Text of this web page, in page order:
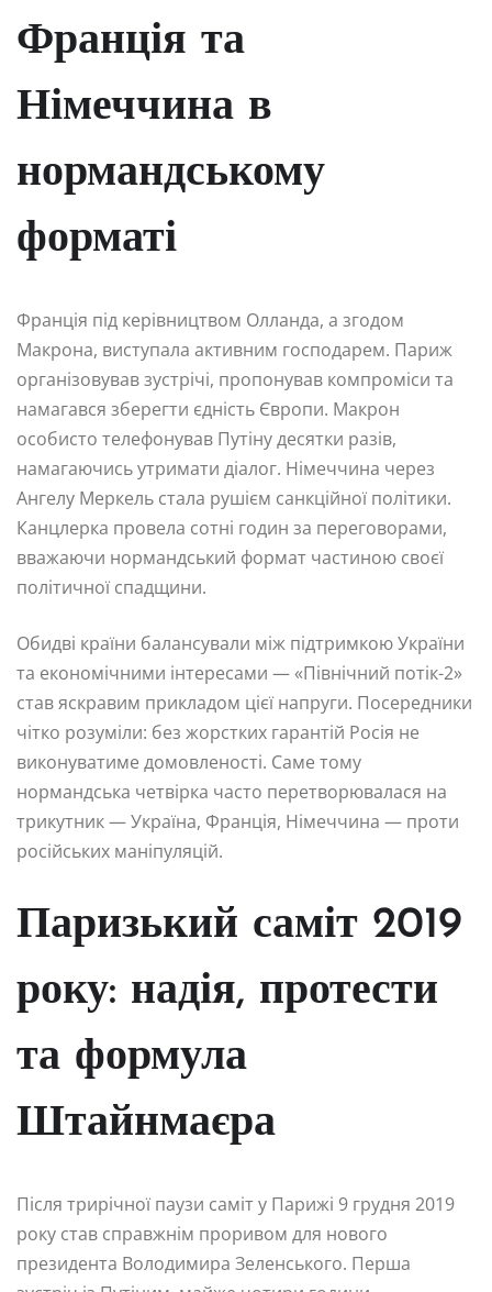
Франція та
Німеччина в
нормандському
форматі
Франція під керівництвом Олланда, а згодом
Макрона, виступала активним господарем. Париж
організовував зустрічі, пропонував компроміси та
намагався зберегти єдність Європи. Макрон
особисто телефонував Путіну десятки разів,
намагаючись утримати діалог. Німеччина через
Ангелу Меркель стала рушієм санкційної політики.
Канцлерка провела сотні годин за переговорами,
вважаючи нормандський формат частиною своєї
політичної спадщини.
Обидві країни балансували між підтримкою України
та економічними інтересами — «Північний потік-2»
став яскравим прикладом цієї напруги. Посередники
чітко розуміли: без жорстких гарантій Росія не
виконуватиме домовленості. Саме тому
нормандська четвірка часто перетворювалася на
трикутник — Україна, Франція, Німеччина — проти
російських маніпуляцій.
Паризький саміт 2019
року: надія, протести
та формула
Штайнмаєра
Після трирічної паузи саміт у Парижі 9 грудня 2019
року став справжнім проривом для нового
президента Володимира Зеленського. Перша